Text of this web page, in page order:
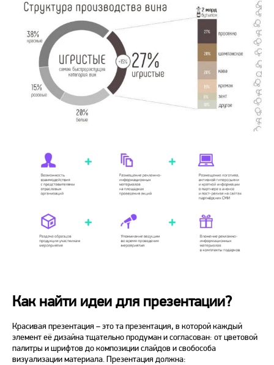
Как найти идеи для презентации?
Красивая презентация – это тапрезентация, в которой каждый
элемент её дизайна тщательно продуман и согласован: от цветовой
палитры и шрифтов до композиции слайдов и свобособа
визуализации материала. Презентация должна: